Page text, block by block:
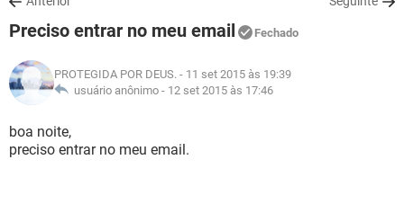
INSTAGRAM GMAIL
GUIA DE COMPRAS
INSTAGRAM GMAIL
GUIA DE COMPRAS
JOGOS WHATSAPP
CELULAR
OUTLOOK EXCEL
INSTAGRAM
GUIA DE COMPRAS
JOGOS WHATSAPP
CELULAR
OUTLOOK
GLOSSÁRIO
CELULAR
Preciso entrar no meu email Fechado
PROTEGIDA POR DEUS. - 11 set 2015 às 19:39
usuário anônimo - 12 set 2015 às 17:46
boa noite,
preciso entrar no meu email.